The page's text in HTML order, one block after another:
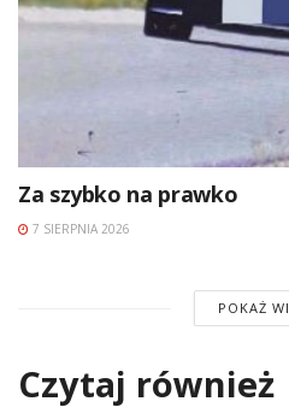
Za szybko na prawko
7 SIERPNIA 2026
POKAŻ
Czytaj również